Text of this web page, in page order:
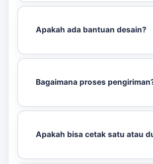
Apakah ada bantuan desain?
Bagaimana proses
Apakah bisa cetak satu atau